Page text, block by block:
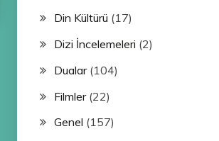
Din Kültürü (17)
Dizi İncelemeleri (2)
Dualar(104)
Filmler(22)
Genel (157)